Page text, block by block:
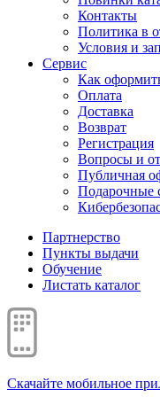
Контакты
Политика в
Условия и
Сервис
Как
Оплата
Доставка
Возврат
Регистрация
Вопросы и
Публичная
Подарочные
Партнерство
Пункты выдачи
Обучение
Листать каталог
Скачайте мобильное